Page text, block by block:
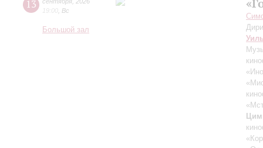
13
19:00 Вс
Большой зал